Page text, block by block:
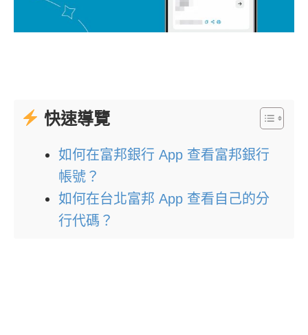
快速導覽
如何在富邦銀行 App 查看富邦銀行
帳號？
如何在台北富邦 App 查看自己的分
行代碼？